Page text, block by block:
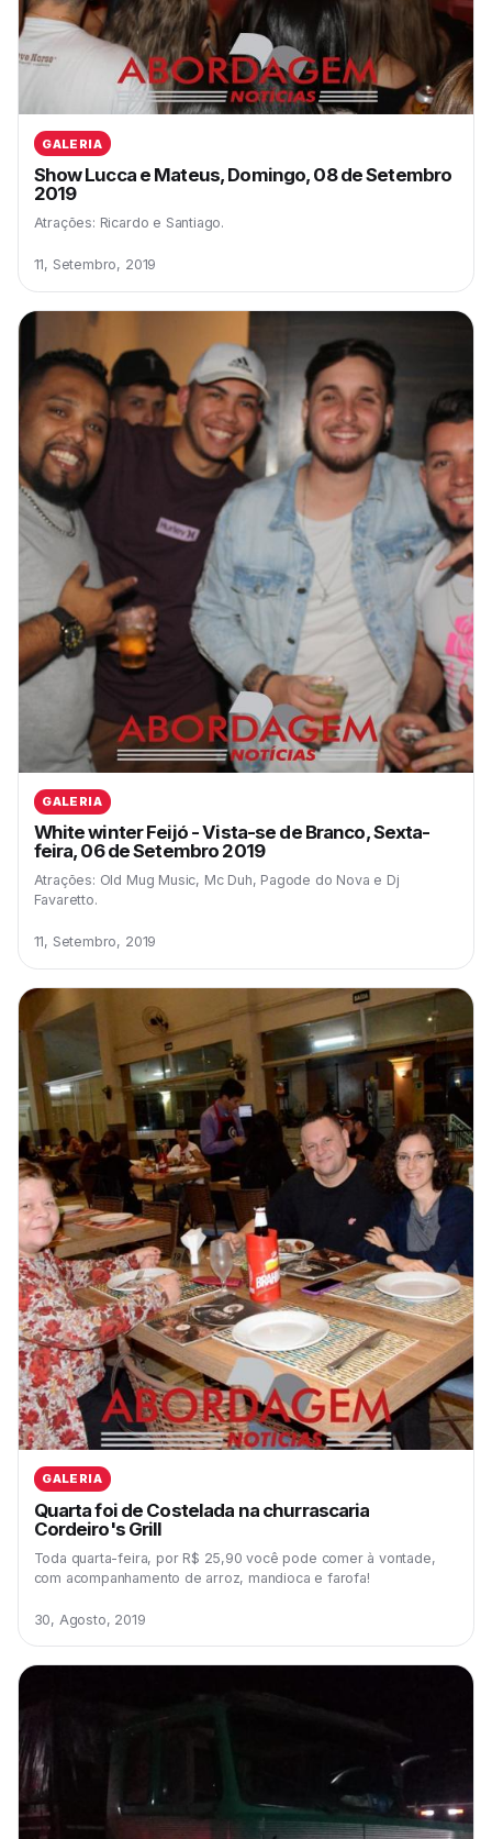
GALERIA
Show Lucca e Mateus, Domingo, 08 de Setembro
2019
Atrações: Ricardo e Santiago.
11, Setembro, 2019
GALERIA
White winter Feijó - Vista-se de Branco, Sexta-
feira, 06 de Setembro 2019
Atrações: Old Mug Music, Mc Duh, Pagode do Nova e Dj
Favaretto.
11, Setembro, 2019
GALERIA
Quarta foi de Costelada na churrascaria
Cordeiro's Grill
Toda quarta-feira, por R$ 25,90 você pode comer à vontade,
com acompanhamento de arroz, mandioca e farofa!
30, Agosto, 2019